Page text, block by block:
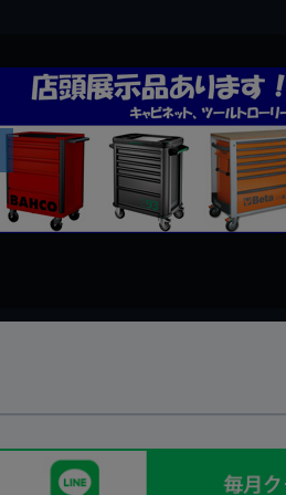
Previous